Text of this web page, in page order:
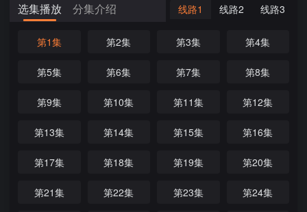
选集播放 分集介绍 线路1 线路2 线路3
第1集 第2集 第3集 第4集
第5集 第6集 第7集 第8集
第9集 第10集 第11集 第12集
第13集 第14集 第15集 第16集
第17集 第18集 第19集 第20集
第21集 第22集 第23集 第24集